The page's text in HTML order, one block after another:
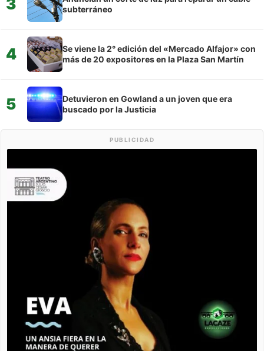
3
subterráneo
4
Se viene la 2° edición del «Mercado Alfajor» con
más de 20 expositores en la Plaza San Martín
5
Detuvieron en Gowland a un joven que era
buscado por la Justicia
PUBLICIDAD